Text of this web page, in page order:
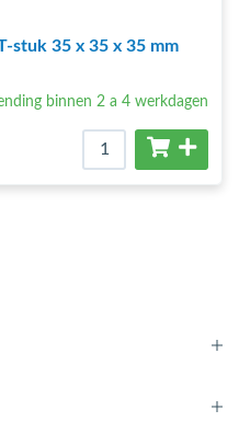
stuk 35 x 35 x 35 mm
binnen 2 a 4 werkdagen